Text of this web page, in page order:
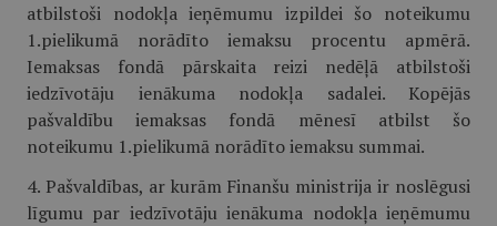
atbilstoši nodokļa ieņēmumu izpildei šo noteikumu
1.pielikumā norādīto iemaksu procentu apmērā.
Iemaksas fondā pārskaita reizi nedēļā atbilstoši
iedzīvotāju ienākuma nodokļa sadalei. Kopējās
pašvaldību iemaksas fondā mēnesī atbilst šo
noteikumu 1.pielikumā norādīto iemaksu summai.
4. Pašvaldības, ar kurām Finanšu ministrija ir noslēgusi
līgumu par iedzīvotāju ienākuma nodokļa ieņēmumu